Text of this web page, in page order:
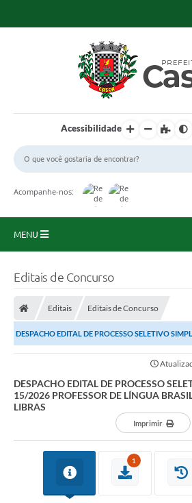
Acessibilidade
Acompanhe-nos:
MENU
Imprensa
Cidadão
CONCURSO
Parcerias da Lei 13.019/2014
Editais de Concurso
Editais Editais de Concurso
DESPACHO EDITAL DE PROCESSO SELETIVO
PROFESSOR DE LÍNGUA BRASILEIRA DE SINAIS –...
DESPACHO EDITAL DE PROCESSO
15/2026 PROFESSOR DE LÍNGUA
LIBRAS
Imprimir
1